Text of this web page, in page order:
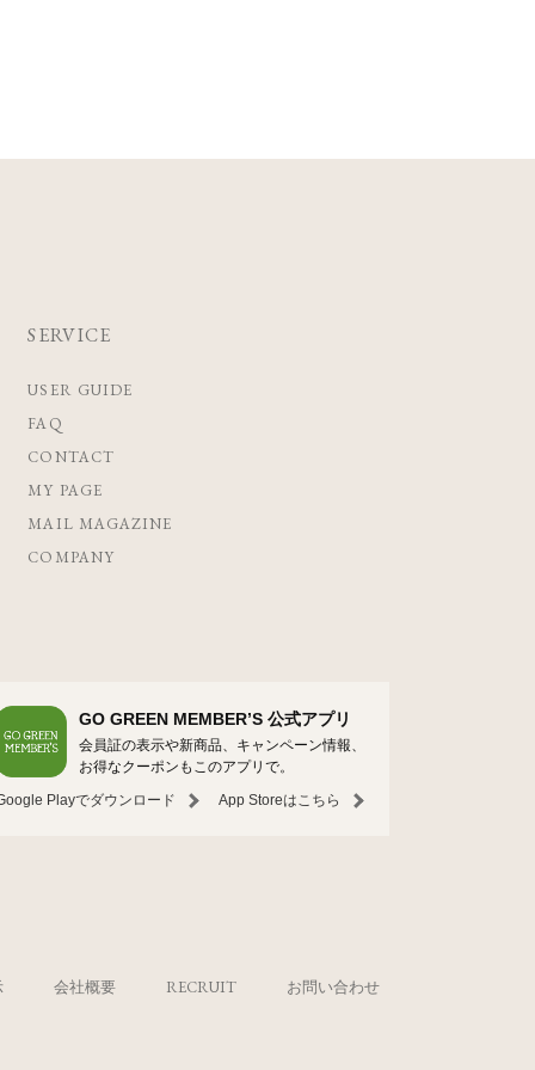
SERVICE
USER GUIDE
FAQ
CONTACT
MY PAGE
MAIL MAGAZINE
COMPANY
GO GREEN MEMBER’S 公式アプリ
会員証の表示や新商品、キャンペーン情報、
お得なクーポンもこのアプリで。
Playでダウンロード
App Storeはこちら
会社概要 RECRUIT お問い合わせ